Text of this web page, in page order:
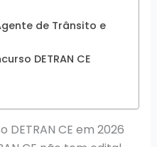
de Trânsito e
DETRAN CE
CE em 2026